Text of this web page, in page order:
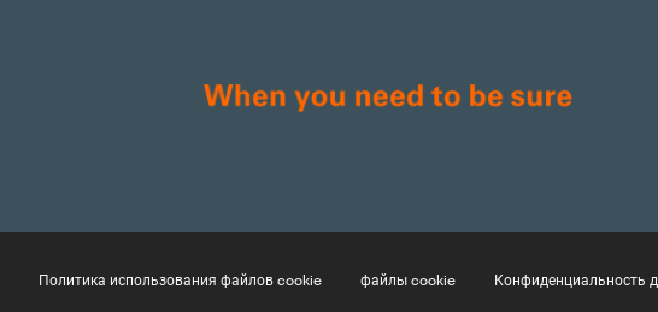
Политика использования файлов cookie файлы cookie Конфиденциальность